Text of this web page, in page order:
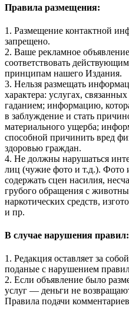
Правила размещения:
1. Размещение контактной
запрещено.
2. Ваше рекламное
соответствовать
принципам нашего Издания.
3. Нельзя размещать
характера: услугах,
гаданием; информацию,
в заблуждение и стать
материального ущерба;
способной причинить вред
здоровью граждан.
4. Не должны нарушаться
лиц (чужие фото и т.д.). Фото
содержать сцен насилия,
грубого обращения с
наркотических средств,
и пр.
В случае нарушения правил:
1. Редакция оставляет за
поданые с нарушением
2. Если объявление было
услуг — деньги не
Правила подачи комментариев